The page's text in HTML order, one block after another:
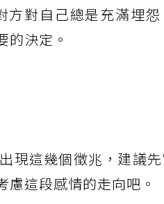
對自己總是充滿埋
的決定。
現這幾個徵兆，建議
這段感情的走向吧。